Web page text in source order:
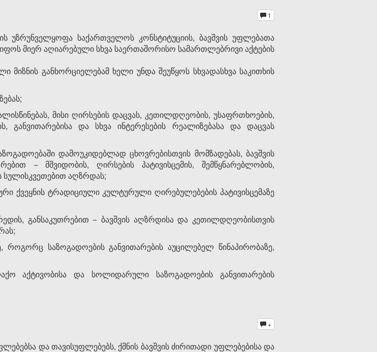
1
უზრუნველყოფა საქართველოს კონსტიტუციის, ბავშვის უფლებათა
მიერ აღიარებული სხვა საერთაშორისო სამართლებრივი აქტების
განხორციელებამ ხელი უნდა შეუწყოს სხვადასხვა საკითხის
მისი ღირსების დაცვას, კეთილდღეობის, უსაფრთხოების,
განვითარებისა და სხვა ინტერესების რეალიზებასა და დაცვას
დამოუკიდებლად ცხოვრებისთვის მომზადებას, ბავშვის
− მშვიდობის, ღირსების პატივისცემის, შემწყნარებლობის,
აღზრდას;
ქვეყნის ტრადიციული კულტურული ღირებულებების პატივისცემაზე
განსაკუთრებით − ბავშვის აღზრდისა და კეთილდღეობისთვის
როგორც საზოგადოების განვითარების აუცილებელ წინაპირობაზე,
აქტივობისა და სოლიდარული საზოგადოების განვითარების
+
და თავისუფლებებს, ქმნის ბავშვის ძირითადი უფლებებისა და